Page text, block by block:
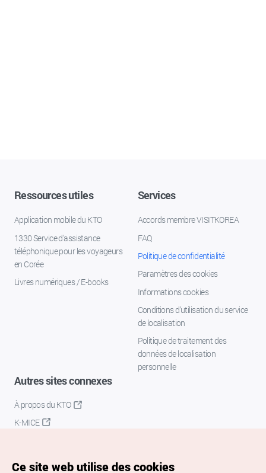
Ressources utiles
Application mobile du KTO
1330 Service d'assistance
téléphonique pour les voyageurs
en Corée
Livres numériques / E-books
Services
Accords membre VISITKOREA
FAQ
Politique de confidentialité
Paramètres des cookies
Informations cookies
Conditions d’utilisation du service
de localisation
Politique de traitement des
données de localisation
personnelle
Autres sites connexes
À propos du KTO
K-MICE
Ce site web utilise des cookies